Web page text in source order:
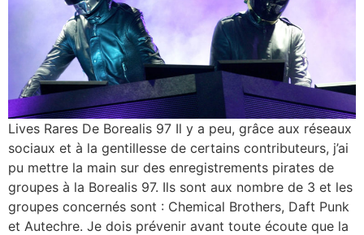
Lives Rares De Borealis 97 Il y a peu, grâce aux réseaux
sociaux et à la gentillesse de certains contributeurs, j’ai
pu mettre la main sur des enregistrements pirates de
groupes à la Borealis 97. Ils sont aux nombre de 3 et les
groupes concernés sont : Chemical Brothers, Daft Punk
et Autechre. Je dois prévenir avant toute écoute que la